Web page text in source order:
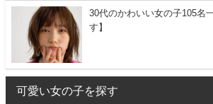
30代のかわいい女の子105名
す】
可愛い女の子を探す